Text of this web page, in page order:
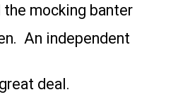
the mocking banter
An independent
deal.